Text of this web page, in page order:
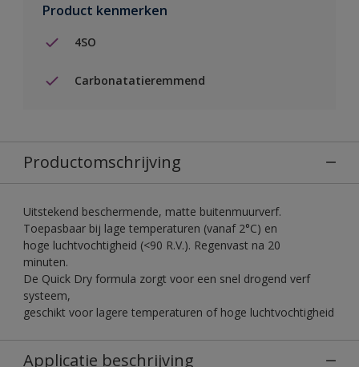
Product kenmerken
4SO
Carbonatatieremmend
Productomschrijving
Uitstekend beschermende, matte buitenmuurverf.
Toepasbaar bij lage temperaturen (vanaf 2°C) en
hoge luchtvochtigheid (<90 R.V.). Regenvast na 20
minuten.
De Quick Dry formula zorgt voor een snel drogend verf
systeem,
geschikt voor lagere temperaturen of hoge luchtvochtigheid
Applicatie beschrijving